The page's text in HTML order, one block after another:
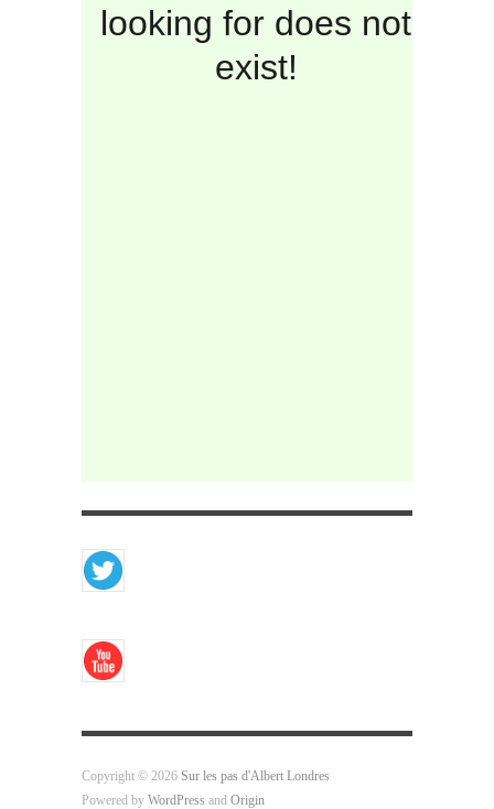
Copyright © 2026 Sur les pas d'Albert Londres
Powered by WordPress and Origin